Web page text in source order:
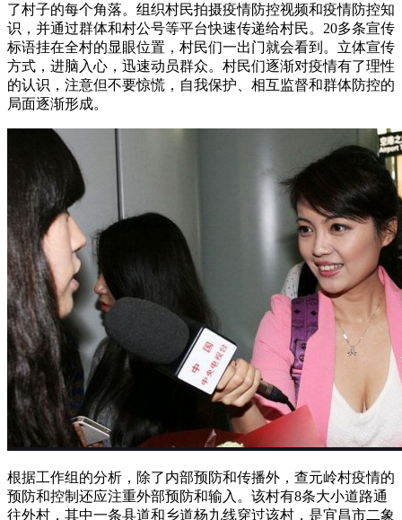
了村子的每个角落。组织村民拍摄疫情防控视频和疫情防控知
识，并通过群体和村公号等平台快速传递给村民。20多条宣传
标语挂在全村的显眼位置，村民们一出门就会看到。立体宣传
方式，进脑入心，迅速动员群众。村民们逐渐对疫情有了理性
的认识，注意但不要惊慌，自我保护、相互监督和群体防控的
局面逐渐形成。
根据工作组的分析，除了内部预防和传播外，查元岭村疫情的
预防和控制还应注重外部预防和输入。该村有8条大小道路通
往外村，其中一条县道和乡道杨九线穿过该村，是宜昌市二象